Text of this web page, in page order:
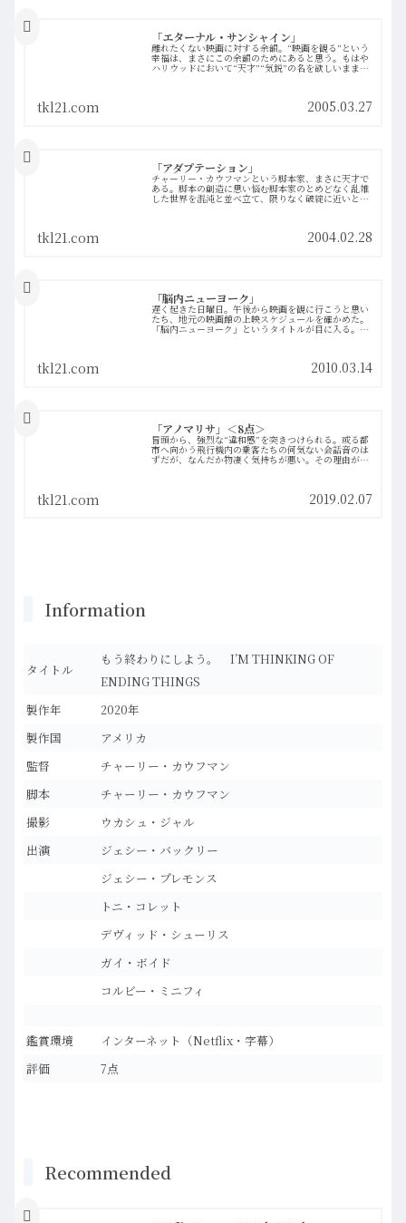
「エターナル・サンシャイン」
離れたくない映画に対する余韻。“映画を観る”という
幸福は、まさにこの余韻のためにあると思う。もはや
ハリウッドにおいて“天才”“気鋭”の名を欲しいままに
tkl21.com 2005.03.27
「アダプテーション」
チャーリー・カウフマンという脚本家、まさに天才で
ある。脚本の創造に思い悩む脚本家のとめどなく乱雑
した世界を混沌と並べ立て、限りなく破綻に近いとこ
tkl21.com 2004.02.28
「脳内ニューヨーク」
遅く起きた日曜日。午後から映画を観に行こうと思い
たち、地元の映画館の上映スケジュールを確かめた。
「脳内ニューヨーク」というタイトルが目に入る。情
tkl21.com 2010.03.14
「アノマリサ」＜8点＞
冒頭から、強烈な“違和感”を突きつけられる。或る都
市へ向かう飛行機内の乗客たちの何気ない会話音のは
ずだが、なんだか物凄く気持ちが悪い。その理由が、
tkl21.com 2019.02.07
Information
タイトル
もう終わりにしよう。 I’M THINKING OF
ENDING THINGS
製作年
2020年
製作国
アメリカ
監督
チャーリー・カウフマン
脚本
チャーリー・カウフマン
撮影
ウカシュ・ジャル
出演
ジェシー・バックリー
ジェシー・プレモンス
トニ・コレット
デヴィッド・シューリス
ガイ・ボイド
コルビー・ミニフィ
鑑賞環境
インターネット（Netflix・字幕）
評価
7点
Recommended